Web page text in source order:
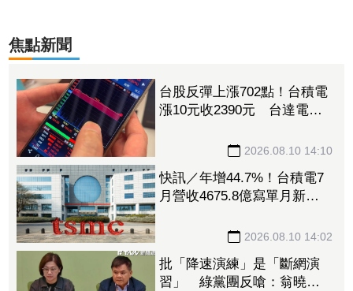
焦點新聞
台股反彈上漲702點！台積電
漲10元收2390元 台達電飆
2026.08.10 14:10
快訊／年增44.7%！台積電7
月營收4675.8億寫單月新
2026.08.10 14:02
批「降速演練」是「斷網演
習」 綠黨團反嗆：翁曉玲